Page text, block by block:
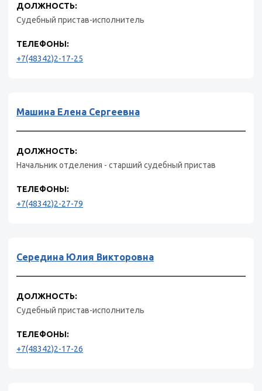
ДОЛЖНОСТЬ:
Судебный пристав-исполнитель
ТЕЛЕФОНЫ:
+7(48342)2-17-25
Машина Елена Сергеевна
ДОЛЖНОСТЬ:
Начальник отделения - старший судебный пристав
ТЕЛЕФОНЫ:
+7(48342)2-27-79
Середина Юлия Викторовна
ДОЛЖНОСТЬ:
Судебный пристав-исполнитель
ТЕЛЕФОНЫ:
+7(48342)2-17-26